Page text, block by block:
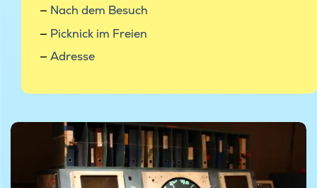
Nach dem Besuch
Picknick im Freien
Adresse